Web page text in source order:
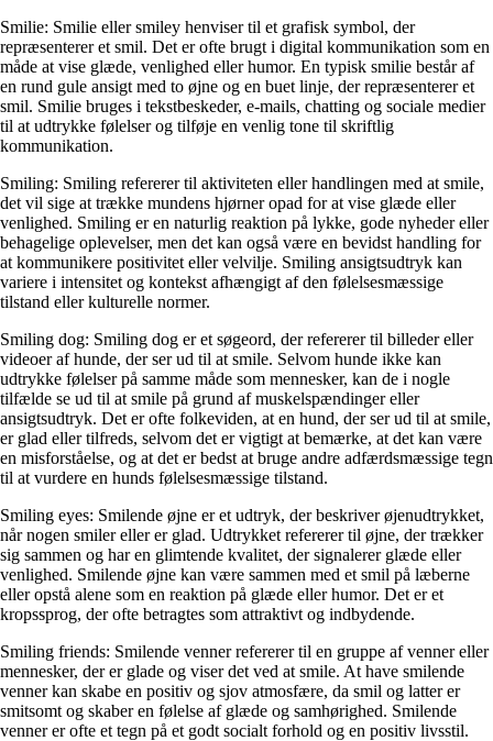
Smilie: Smilie eller smiley henviser til et grafisk symbol, der
repræsenterer et smil. Det er ofte brugt i digital kommunikation som en
måde at vise glæde, venlighed eller humor. En typisk smilie består af
en rund gule ansigt med to øjne og en buet linje, der repræsenterer et
smil. Smilie bruges i tekstbeskeder, e-mails, chatting og sociale medier
til at udtrykke følelser og tilføje en venlig tone til skriftlig
kommunikation.
Smiling: Smiling refererer til aktiviteten eller handlingen med at smile,
det vil sige at trække mundens hjørner opad for at vise glæde eller
venlighed. Smiling er en naturlig reaktion på lykke, gode nyheder eller
behagelige oplevelser, men det kan også være en bevidst handling for
at kommunikere positivitet eller velvilje. Smiling ansigtsudtryk kan
variere i intensitet og kontekst afhængigt af den følelsesmæssige
tilstand eller kulturelle normer.
Smiling dog: Smiling dog er et søgeord, der refererer til billeder eller
videoer af hunde, der ser ud til at smile. Selvom hunde ikke kan
udtrykke følelser på samme måde som mennesker, kan de i nogle
tilfælde se ud til at smile på grund af muskelspændinger eller
ansigtsudtryk. Det er ofte folkeviden, at en hund, der ser ud til at smile,
er glad eller tilfreds, selvom det er vigtigt at bemærke, at det kan være
en misforståelse, og at det er bedst at bruge andre adfærdsmæssige tegn
til at vurdere en hunds følelsesmæssige tilstand.
Smiling eyes: Smilende øjne er et udtryk, der beskriver øjenudtrykket,
når nogen smiler eller er glad. Udtrykket refererer til øjne, der trækker
sig sammen og har en glimtende kvalitet, der signalerer glæde eller
venlighed. Smilende øjne kan være sammen med et smil på læberne
eller opstå alene som en reaktion på glæde eller humor. Det er et
kropssprog, der ofte betragtes som attraktivt og indbydende.
Smiling friends: Smilende venner refererer til en gruppe af venner eller
mennesker, der er glade og viser det ved at smile. At have smilende
venner kan skabe en positiv og sjov atmosfære, da smil og latter er
smitsomt og skaber en følelse af glæde og samhørighed. Smilende
venner er ofte et tegn på et godt socialt forhold og en positiv livsstil.